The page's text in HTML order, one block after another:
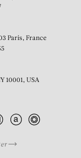
Paris, France
10001, USA